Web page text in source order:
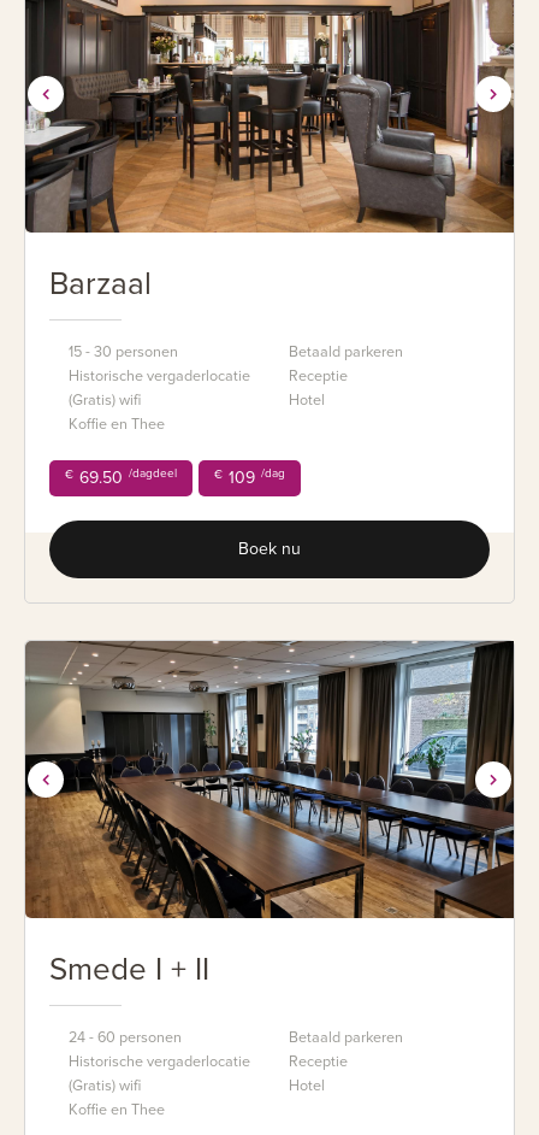
Barzaal
15 - 30 personen
Historische vergaderlocatie
(Gratis) wifi
Koffie en Thee
Betaald parkeren
Receptie
Hotel
€ 69.50 /dagdeel € 109 /dag
Boek nu
Smede I + II
24 - 60 personen
Historische vergaderlocatie
(Gratis) wifi
Koffie en Thee
Betaald parkeren
Receptie
Hotel